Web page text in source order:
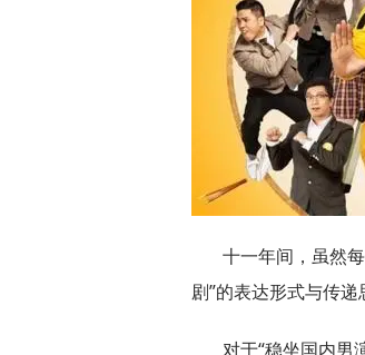
十一年间，虽然
剧”的表达形式与传递
对于“稳坐国内男